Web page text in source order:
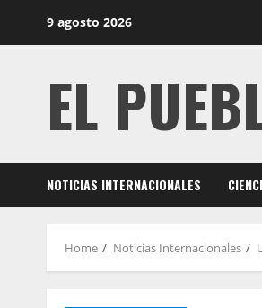
9 agosto 2026
EL
NOTICIAS INTERNACIONALES
Home Noticias Internacionales